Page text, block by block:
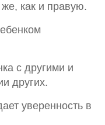
как и правую.
с другими и
других.
уверенность в